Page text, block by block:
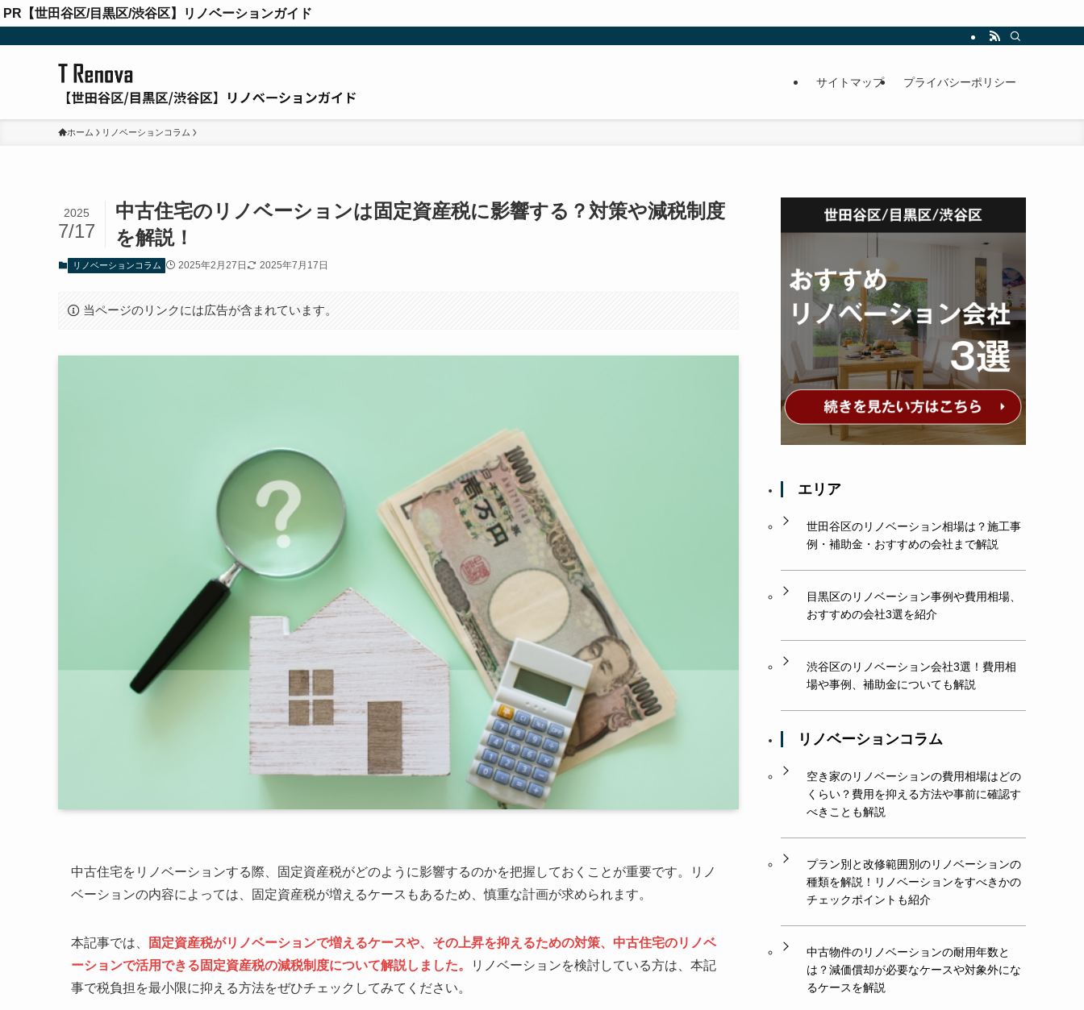
PR【世田谷区/目黒区/渋谷区】リノベーションガイド
サイトマップ プライバシーポリシー
ホーム リノベーションコラム
中古住宅のリノベーションは固定資産税に影響する？対策や減税制度
を解説！
2025
7/17
リノベーションコラム 2025年2月27日 2025年7月17日
当ページのリンクには広告が含まれています。
中古住宅をリノベーションする際、固定資産税がどのように影響するのかを把握しておくことが重要です。リノ
ベーションの内容によっては、固定資産税が増えるケースもあるため、慎重な計画が求められます。
本記事では、
固定資産税がリノベーションで増えるケースや、その上昇を抑えるための対策、中古住宅のリノベ
ーションで活用できる固定資産税の減税制度について解説しました。
リノベーションを検討している方は、本記
事で税負担を最小限に抑える方法をぜひチェックしてみてください。
エリア
世田谷区のリノベーション相場は？施工事
例・補助金・おすすめの会社まで解説
目黒区のリノベーション事例や費用相場、
おすすめの会社3選を紹介
渋谷区のリノベーション会社3選！費用相
場や事例、補助金についても解説
リノベーションコラム
空き家のリノベーションの費用相場はどの
くらい？費用を抑える方法や事前に確認す
べきことも解説
プラン別と改修範囲別のリノベーションの
種類を解説！リノベーションをすべきかの
チェックポイントも紹介
中古物件のリノベーションの耐用年数と
は？減価償却が必要なケースや対象外にな
るケースを解説